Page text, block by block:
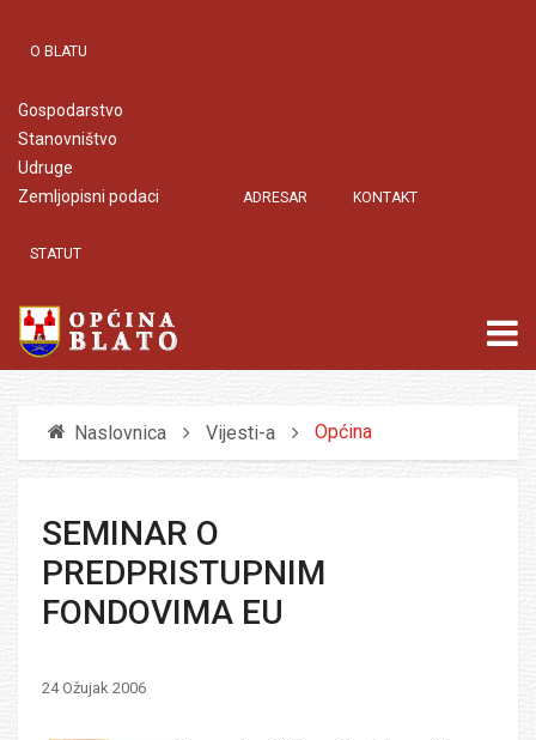
O BLATU
Gospodarstvo
Stanovništvo
Udruge
Zemljopisni podaci
ADRESAR KONTAKT
STATUT
Naslovnica Vijesti-a Općina
SEMINAR O
PREDPRISTUPNIM
FONDOVIMA EU
24 Ožujak 2006